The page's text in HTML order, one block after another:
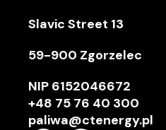
Slavic Street 13
59-900 Zgorzelec
NIP 6152046672
+48 75 76 40 300
paliwa@ctenergy.pl